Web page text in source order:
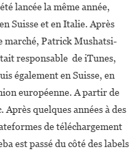
lancée la même année,
Suisse et en Italie. Après
marché, Patrick Mushatsi-
responsable de iTunes,
également en Suisse, en
européenne. A partir de
quelques années à des
de téléchargement
est passé du côté des labels